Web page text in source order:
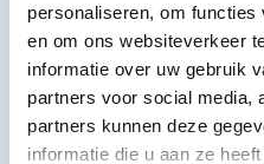
personaliseren, om
en om ons websiteverkeer
informatie over uw gebruik
partners voor social media,
partners kunnen deze
informatie die u aan ze
1x